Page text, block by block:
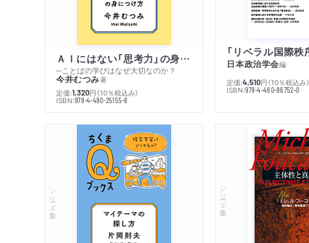
ＡＩにはない「思考力」の身につけ方
─ことばの学びはなぜ大切なのか？
今井むつみ著
定価:1,320円 （10％税込み）
ISBN:978-4-480-25155-8
日本政治学会編
定価:4,510円 （10％税込み）
ISBN:978-4-480-86752-0
シリーズ・全集 シリーズ・全集